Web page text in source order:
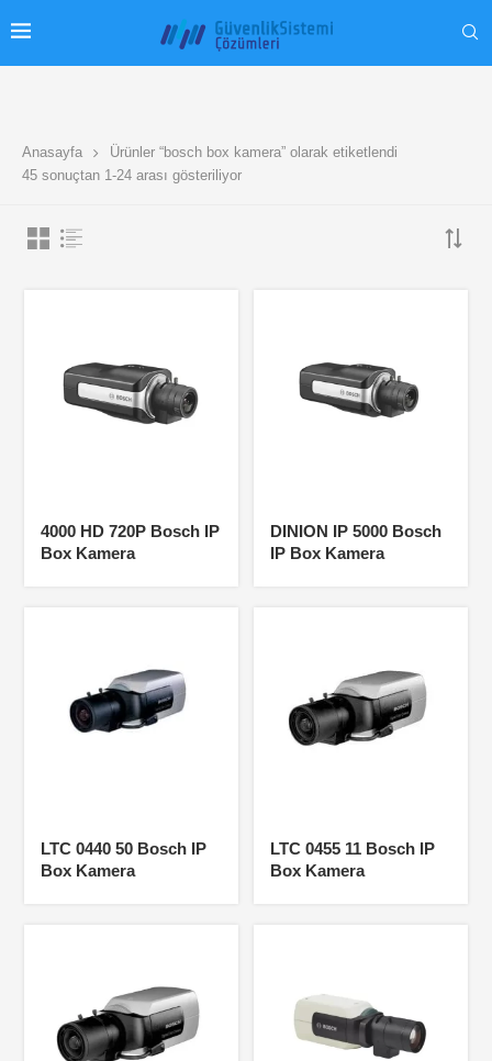
Anasayfa
Ürünler “bosch box kamera” olarak etiketlendi
45 sonuçtan 1-24 arası gösteriliyor
4000 HD 720P Bosch IP
Box Kamera
DINION IP 5000 Bosch
IP Box Kamera
LTC 0440 50 Bosch IP
Box Kamera
LTC 0455 11 Bosch IP
Box Kamera